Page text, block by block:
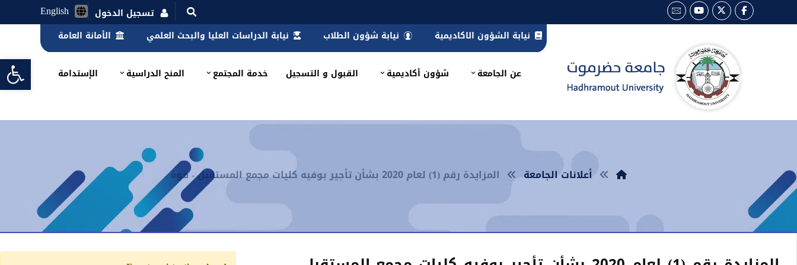
English
تسجيل الدخول
نيابة الشؤون الاكاديمية
نيابة شؤون الطلاب نيابة الدراسات العليا والبحث العلمي الأمانة العامة
عن الجامعة شؤون أكاديمية القبول و التسجيل خدمة المجتمع المنح الدراسية الإستدامة
أعلانات الجامعة المزايدة رقم (1) لعام 2020 بشأن تأجير بوفيه كليات مجمع المستقبل - فوة